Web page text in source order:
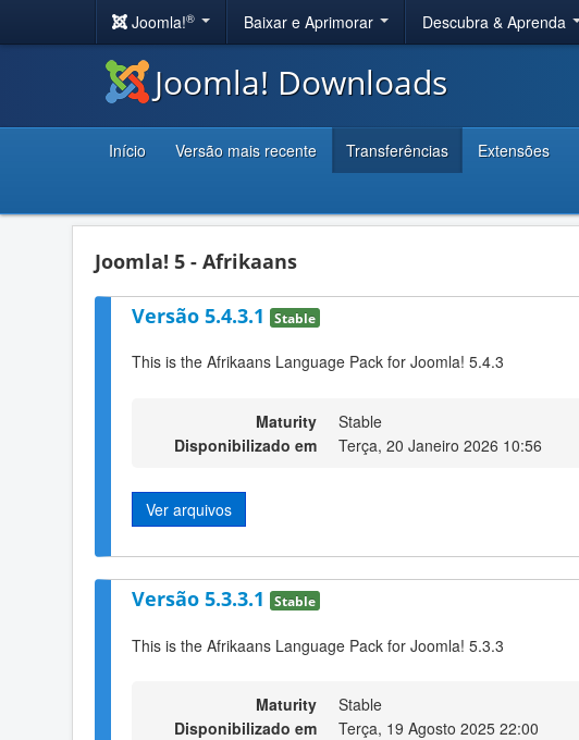
Joomla!® Baixar e Aprimorar Descubra & Aprenda
Joomla! Downloads
Início Versão mais recente Transferências Extensões
Joomla! 5 - Afrikaans
Versão 5.4.3.1 Stable
This is the Afrikaans Language Pack for Joomla! 5.4.3
Maturity
Stable
Disponibilizado em
Terça, 20 Janeiro 2026 10:56
Ver arquivos
Versão 5.3.3.1 Stable
This is the Afrikaans Language Pack for Joomla! 5.3.3
Maturity
Stable
Disponibilizado em
Terça, 19 Agosto 2025 22:00